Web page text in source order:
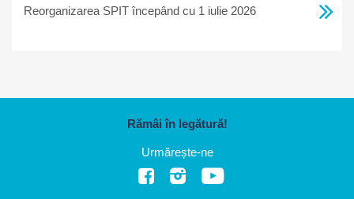
Reorganizarea SPIT începând cu 1 iulie 2026
Rămâi în legătură!
Urmărește-ne